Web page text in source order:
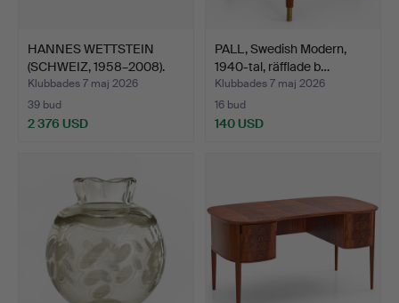
HANNES WETTSTEIN
(SCHWEIZ, 1958–2008).
Sof…
Klubbades 7 maj 2026
39 bud
2 376 USD
PALL, Swedish Modern,
1940-tal, räfflade b…
Klubbades 7 maj 2026
16 bud
140 USD